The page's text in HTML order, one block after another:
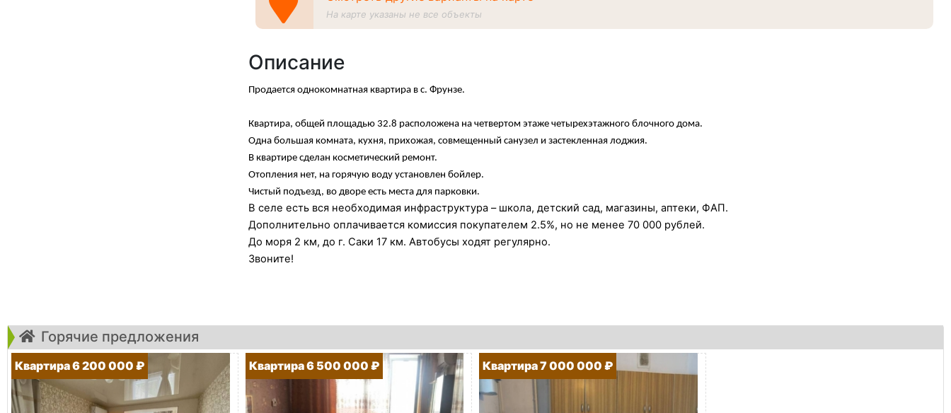
На карте указаны не все объекты
Описание
Продается однокомнатная квартира в с. Фрунзе.
Квартира, общей площадью 32.8 расположена на четвертом этаже четырехэтажного блочного дома.
Одна большая комната, кухня, прихожая, совмещенный санузел и застекленная лоджия.
В квартире сделан косметический ремонт.
Отопления нет, на горячую воду установлен бойлер.
Чистый подъезд, во дворе есть места для парковки.
В селе есть вся необходимая инфраструктура – школа, детский сад, магазины, аптеки, ФАП.
Дополнительно оплачивается комиссия покупателем 2.5%, но не менее 70 000 рублей.
До моря 2 км, до г. Саки 17 км. Автобусы ходят регулярно.
Звоните!
Горячие предложения
Квартира 6 200 000 ₽ Квартира 6 500 000 ₽ Квартира 7 000 000 ₽